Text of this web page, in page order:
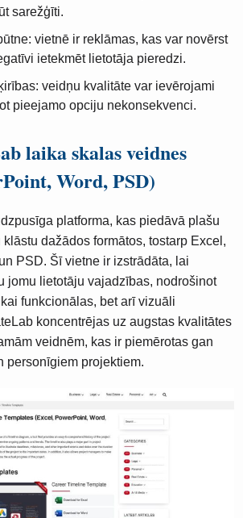
sarežģīti.
vietnē ir reklāmas, kas var novērst
ietekmēt lietotāja pieredzi.
veidņu kvalitāte var ievērojami
pieejamo opciju nekonsekvenci.
laika skalas veidnes
Word, PSD)
platforma, kas piedāvā plašu
dažādos formātos, tostarp Excel,
PSD. Šī vietne ir izstrādāta, lai
jomu lietotāju vajadzības, nodrošinot
funkcionālas, bet arī vizuāli
koncentrējas uz augstas kvalitātes
veidnēm, kas ir piemērotas gan
personīgiem projektiem.